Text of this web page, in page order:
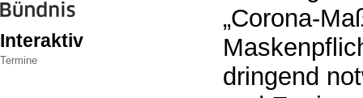
Interaktiv
Termine
„Corona-
dringend